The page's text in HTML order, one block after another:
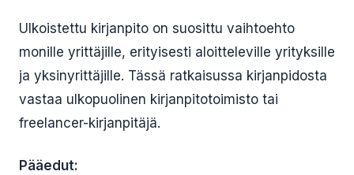
Ulkoistettu kirjanpito on suosittu vaihtoehto
monille yrittäjille, erityisesti aloitteleville yrityksille
ja yksinyrittäjille. Tässä ratkaisussa kirjanpidosta
vastaa ulkopuolinen kirjanpitotoimisto tai
freelancer-kirjanpitäjä.
Pääedut: